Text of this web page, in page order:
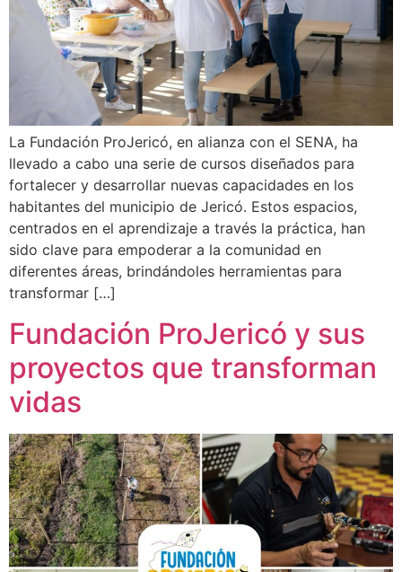
La Fundación ProJericó, en alianza con el SENA, ha
llevado a cabo una serie de cursos diseñados para
fortalecer y desarrollar nuevas capacidades en los
habitantes del municipio de Jericó. Estos espacios,
centrados en el aprendizaje a través la práctica, han
sido clave para empoderar a la comunidad en
diferentes áreas, brindándoles herramientas para
transformar […]
Fundación ProJericó y sus
proyectos que transforman
vidas